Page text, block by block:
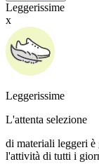
Leggerissime
x
Leggerissime
L'attenta selezione
di materiali leggeri è
l'attività di tutti i